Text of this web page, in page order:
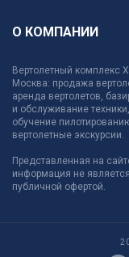
О КОМПАНИИ
Вертолетный комплекс
Москва: продажа
аренда вертолетов,
и обслуживание техники,
обучение
вертолетные экскурсии.
Представленная на
информация не является
публичной офертой.